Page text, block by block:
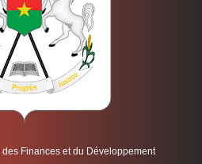
des Finances et du Développement